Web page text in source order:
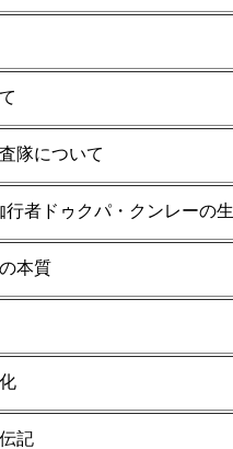
隊について
者ドゥクパ・クンレーの生
本質
記